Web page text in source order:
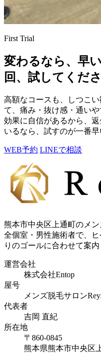
First Trial
変わるなら、早
回、試してくださ
高額なコースも、しつこ
て、痛み・抜け感・通い
効果に自信があるから、
いるなら、試すのが一番早
WEB予約 LINEで相談
熊本市中央区上通町のメ
全個室・男性施術者で、
りのゴールに合わせて案内
運営会社
株式会社Entop
屋号
メンズ脱毛サロン
代表者
吉岡 直紀
所在地
〒860-0845
熊本県熊本市中央区